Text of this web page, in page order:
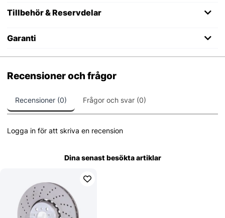
Tillbehör & Reservdelar
Garanti
Recensioner och frågor
Recensioner (0) Frågor och svar (0)
Logga in för att skriva en recension
Dina senast besökta artiklar